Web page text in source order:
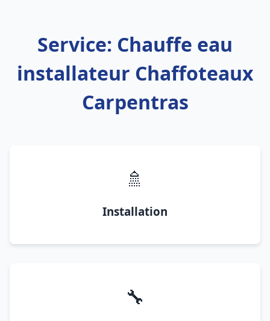
Service: Chauffe eau
installateur Chaffoteaux
Carpentras
🚿
Installation
🔧